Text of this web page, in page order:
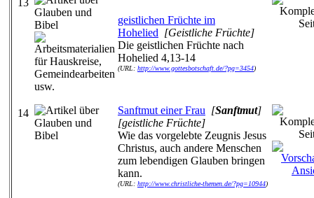
13
geistlichen Früchte im
Hohelied [Geistliche Früchte]
Die geistlichen Früchte nach
Hohelied 4,13-14
(URL: http://www.gottesbotschaft.de/?pg=3454)
14 Sanftmut einer Frau [Sanftmut]
[geistliche Früchte]
Wie das vorgelebte Zeugnis Jesus
Christus, auch andere Menschen
zum lebendigen Glauben bringen
kann.
(URL: http://www.christliche-themen.de/?pg=10944)